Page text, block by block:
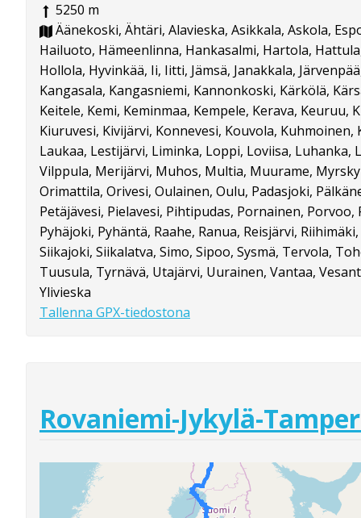
5250 m
Äänekoski, Ähtäri, Alavieska, Asikkala, Askola,
Hailuoto, Hämeenlinna, Hankasalmi, Hartola,
Hollola, Hyvinkää, Ii, Iitti, Jämsä, Janakkala,
Kangasala, Kangasniemi, Kannonkoski, Kärkölä,
Keitele, Kemi, Keminmaa, Kempele, Kerava, Keuruu,
Kiuruvesi, Kivijärvi, Konnevesi, Kouvola, Kuhmoinen,
Laukaa, Lestijärvi, Liminka, Loppi, Loviisa,
Vilppula, Merijärvi, Muhos, Multia, Muurame,
Orimattila, Orivesi, Oulainen, Oulu, Padasjoki,
Petäjävesi, Pielavesi, Pihtipudas, Pornainen,
Pyhäjoki, Pyhäntä, Raahe, Ranua, Reisjärvi,
Siikajoki, Siikalatva, Simo, Sipoo, Sysmä, Tervola,
Tuusula, Tyrnävä, Utajärvi, Uurainen, Vantaa,
Ylivieska
Tallenna GPX-tiedostona
Rovaniemi-Jykylä-